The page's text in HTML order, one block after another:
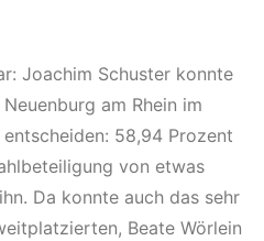
Joachim Schuster konnte
am Rhein im
58,94 Prozent
von etwas
Da konnte auch das sehr
Beate Wörlein